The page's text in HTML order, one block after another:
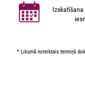
* Likumā noteiktais termiņš